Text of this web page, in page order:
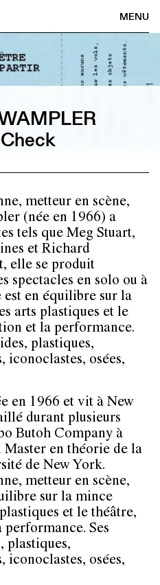
MENU
metteur en scène,
(née en 1966) a
tels que Meg Stuart,
et Richard
elle se produit
spectacles en solo ou à
en équilibre sur la
arts plastiques et le
et la performance.
plastiques,
iconoclastes, osées,
en 1966 et vit à New
durant plusieurs
Butoh Company à
Master en théorie de la
de New York.
metteur en scène,
sur la mince
et le théâtre,
Ses
plastiques,
iconoclastes, osées,